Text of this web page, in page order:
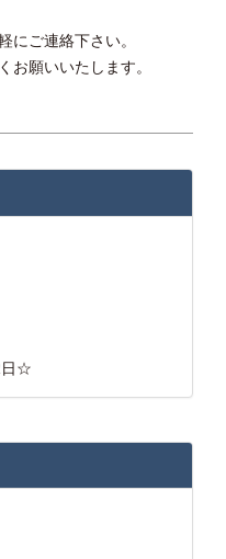
にご連絡下さい。
お願いいたします。
日☆